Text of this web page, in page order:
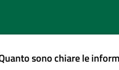
sono chiare le